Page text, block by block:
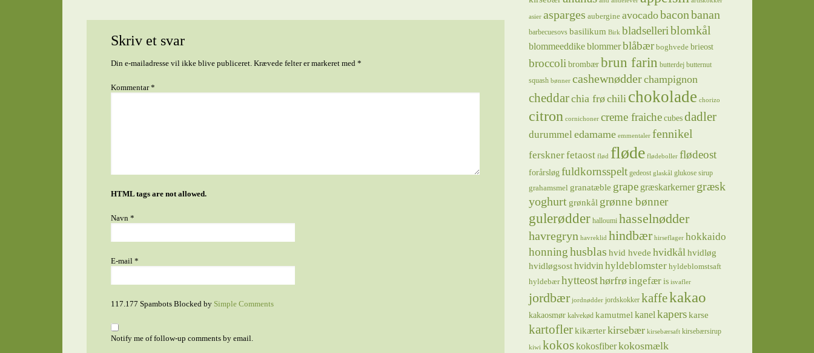
Skriv et svar
Din e-mailadresse vil ikke blive publiceret. Krævede felter er markeret med *
Kommentar*
HTML tags are not allowed.
Navn *
E-mail *
117.177 Spambots Blocked by Simple Comments
Notify me of follow-up comments by email.
asier asparges aubergine avocadobaconbanan
barbecuesovs basilikum Birk bladselleriblomkål
blommeeddikeblommerblåbær boghvede brieost
broccoli brombær brun farin butterdej butternut
squash bønner cashewnødderchampignon
cheddarchia frøchili chokolade chorizo
citron cornichoner creme fraiche cubes dadler
durummeledamame emmentaler fennikel
fersknerfetaost flød fløde flødeboller flødeost
forårsløg fuldkornsspelt gedeost glaskål glukose sirup
grahamsmel granatæble grape græskarkerner græsk
yoghurt grønkål grønne bønner
gulerødder halloumi hasselnødder
havregryn havreklid hindbær hirseflager hokkaido
honninghusblas hvid hvede hvidkål hvidløg
hvidløgsost hvidvin hyldeblomster hyldeblomstsaft
hyldebær hytteosthørfrøingefær is isvafler
jordbær jordnødder jordskokker kaffekakao
kakaosmør kalvekød kamutmel kanelkapers karse
kartofler kikærter kirsebær kirsebærsaft kirsebærsirup
kiwi kokos kokosfiber kokosmælk